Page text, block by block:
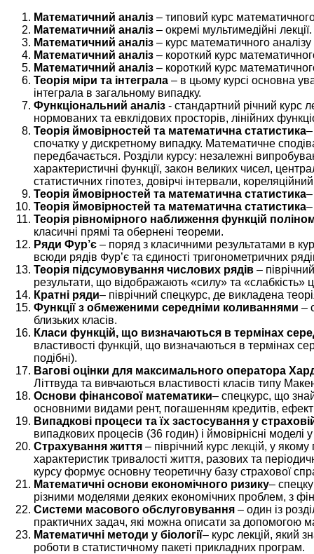
Математичний аналіз – типовий курс
Математичний аналіз – окремі мультимедійні лекції.
Математичний аналіз – курс математичного
Математичний аналіз – короткий курс
Математичний аналіз – короткий курс
Теорія міри та інтеграла – в цьому курсі основна
інтеграла в загальному випадку.
Функціональний аналіз - стандартний річний курс
нормованих та евклідових просторів, лінійних
Теорія ймовірностей та математична статистика–
спочатку у дискретному випадку. Математичне
передбачається. Розділи курсу: незалежні
характеристичні функції, закон великих чисел,
статистичних гіпотез, довірчі інтервали,
Теорія ймовірностей та математична статистика–
Теорія ймовірностей та математична статистика–
Теорія рівномірного наближення функцій
класичні прямі та обернені теореми.
Ряди Фур’є – поряд з класичними результатами в
всюди рядів Фур’є та єдиності тригонометричних
Теорія підсумовування числових рядів –
результати, що відображають «силу» та «слабкість»
Кратні ряди– піврічний спецкурс, де викладена
Функції з обмеженими середніми коливаннями –
близьких класів.
Класи функцій, що визначаються в термінах
властивості функцій, що визначаються в термінах
подібні).
Вагові оцінки для максимального оператора
Літтвуда та вивчаються властивості класів типу
Основи фінансової математики– спецкурс, що
основними видами рент, погашенням кредитів,
Випадкові процеси та їх застосування у
випадкових процесів (36 годин) і ймовірнісні
Страхування життя – піврічний курс лекцій, у
характеристик тривалості життя, разових та
курсу формує основну теоретичну базу страхової
Математичні основи економічного ризику–
різними моделями деяких економічних проблем, з
Системи масового обслуговування – один із
практичних задач, які можна описати за допомогою
Математичні методи у біології– курс лекцій, який
роботи в статистичному пакеті прикладних програм.